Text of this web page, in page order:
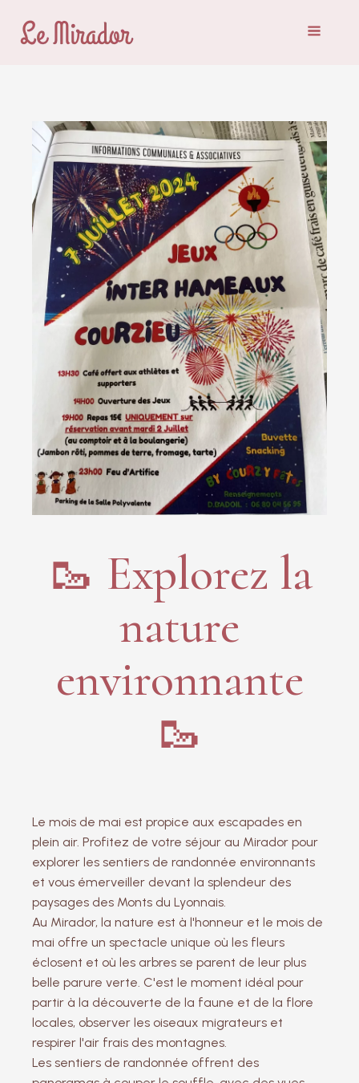
🥾 Explorez la
nature
environnante
🥾
Le mois de mai est propice aux escapades en
plein air. Profitez de votre séjour au Mirador pour
explorer les sentiers de randonnée environnants
et vous émerveiller devant la splendeur des
paysages des Monts du Lyonnais.
Au Mirador, la nature est à l'honneur et le mois de
mai offre un spectacle unique où les fleurs
éclosent et où les arbres se parent de leur plus
belle parure verte. C'est le moment idéal pour
partir à la découverte de la faune et de la flore
locales, observer les oiseaux migrateurs et
respirer l'air frais des montagnes.
Les sentiers de randonnée offrent des